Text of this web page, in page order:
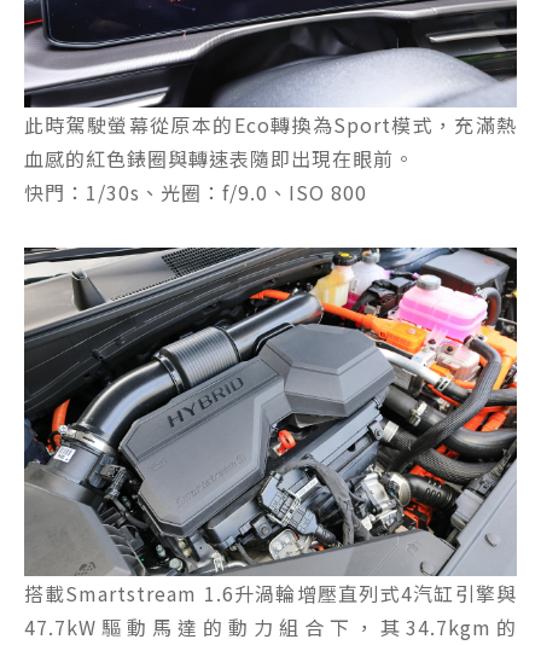
此時駕駛螢幕從原本的Eco轉換為Sport模式，充滿熱
血感的紅色錶圈與轉速表隨即出現在眼前。
快門：1/30s、光圈：f/9.0、ISO 800
搭載Smartstream 1.6升渦輪增壓直列式4汽缸引擎與
47.7kW驅動馬達的動力組合下，其34.7kgm的